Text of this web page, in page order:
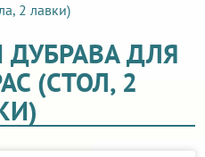
2 лавки)
ДЛЯ
(СТОЛ, 2